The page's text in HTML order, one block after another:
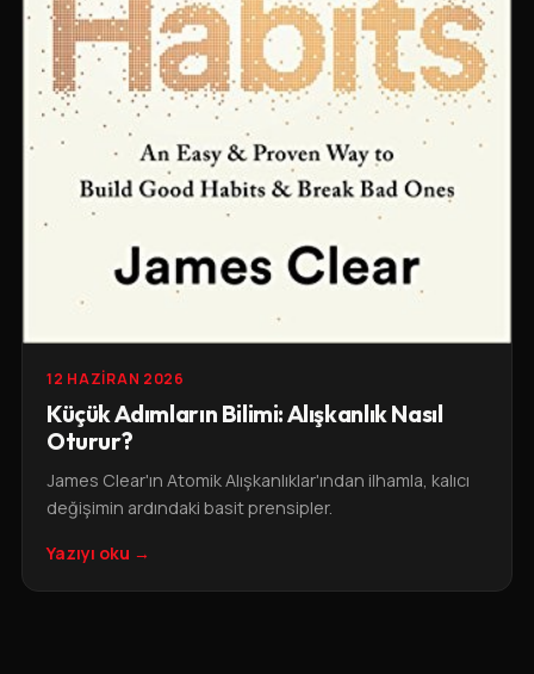
12 HAZIRAN 2026
Küçük Adımların Bilimi: Alışkanlık Nasıl
Oturur?
James Clear'ın Atomik Alışkanlıklar'ından ilhamla, kalıcı
değişimin ardındaki basit prensipler.
Yazıyı oku →